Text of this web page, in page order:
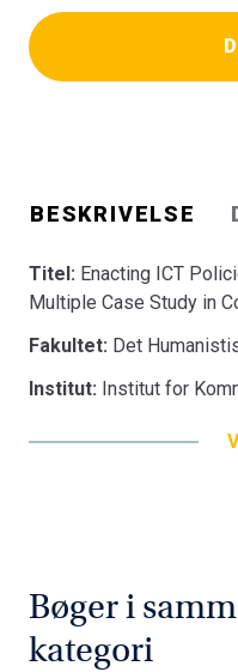
BESKRIVELSE
Titel: Enacting ICT
Multiple Case Study in
Fakultet: Det
Institut: Institut for
Bøger i
kategori